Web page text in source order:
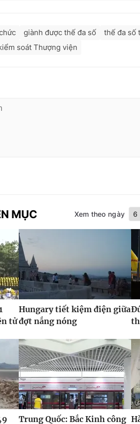
giành được thế đa số
thế đa số
soát Thượng viện
MỤC Xem theo ngày
tử
Hungary tiết kiệm điện giữa
đợt nắng nóng
Trung Quốc: Bắc Kinh công